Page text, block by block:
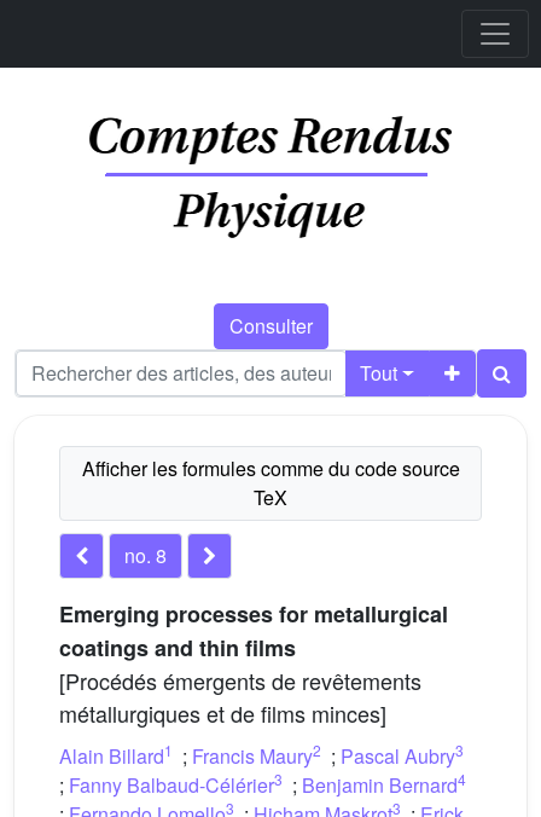
Consulter
Tout
no. 8
Emerging processes for metallurgical
coatings and thin films
[Procédés émergents de revêtements
métallurgiques et de films minces]
Alain Billard1 ; Francis Maury2 ; Pascal Aubry3
; Fanny Balbaud-Célérier3 ; Benjamin Bernard4
3 3